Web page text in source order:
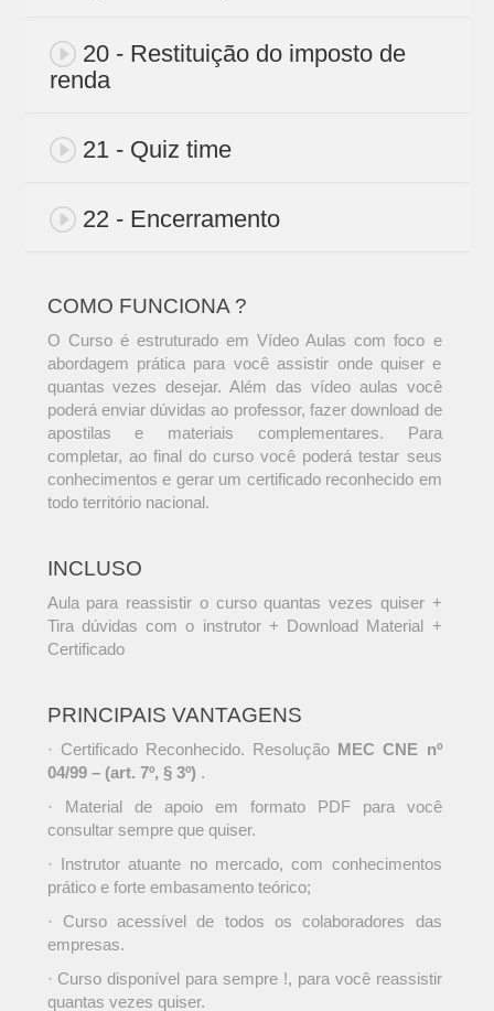
20 - Restituição do imposto de
renda
21 - Quiz time
22 - Encerramento
COMO FUNCIONA ?
O Curso é estruturado em Vídeo Aulas com foco e
abordagem prática para você assistir onde quiser e
quantas vezes desejar. Além das vídeo aulas você
poderá enviar dúvidas ao professor, fazer download de
apostilas e materiais complementares. Para
completar, ao final do curso você poderá testar seus
conhecimentos e gerar um certificado reconhecido em
todo território nacional.
INCLUSO
Aula para reassistir o curso quantas vezes quiser +
Tira dúvidas com o instrutor + Download Material +
Certificado
PRINCIPAIS VANTAGENS
· Certificado Reconhecido. Resolução MEC CNE nº
04/99 – (art. 7º, § 3º) .
· Material de apoio em formato PDF para você
consultar sempre que quiser.
· Instrutor atuante no mercado, com conhecimentos
prático e forte embasamento teórico;
· Curso acessível de todos os colaboradores das
empresas.
· Curso disponível para sempre !, para você reassistir
quantas vezes quiser.